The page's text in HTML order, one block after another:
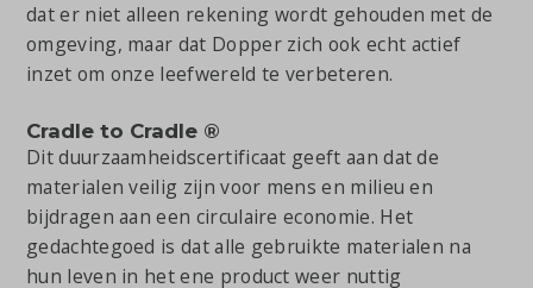
dat er niet alleen rekening wordt gehouden met de
omgeving, maar dat Dopper zich ook echt actief
inzet om onze leefwereld te verbeteren.
Cradle to Cradle ®
Dit duurzaamheidscertificaat geeft aan dat de
materialen veilig zijn voor mens en milieu en
bijdragen aan een circulaire economie. Het
gedachtegoed is dat alle gebruikte materialen na
hun leven in het ene product weer nuttig